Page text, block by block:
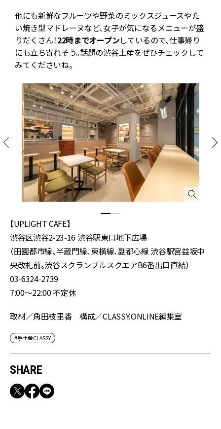
他にも新鮮なフルーツや野菜のミックスジュースやた
い焼き型マドレーヌなど、女子が気になるメニューが盛
りだくさん！22時までオープンしているので、仕事帰り
にも立ち寄れそう。話題の渋谷土産をぜひチェックして
みてくださいね。
【UPLIGHT CAFE】
渋谷区渋谷2-23-16 渋谷駅東口地下広場
（田園都市線、半蔵門線、東横線、副都心線 渋谷駅宮益坂中
央改札前。渋谷スクランブルスクエアB6番出口直結）
03-6324-2739
7:00〜22:00 不定休
取材／角田枝里香 構成／CLASSY.ONLINE編集室
#手土産CLASSY
SHARE